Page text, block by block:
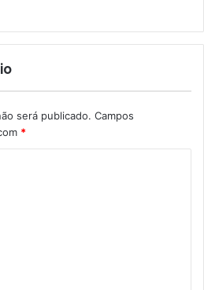
será publicado. Campos
*